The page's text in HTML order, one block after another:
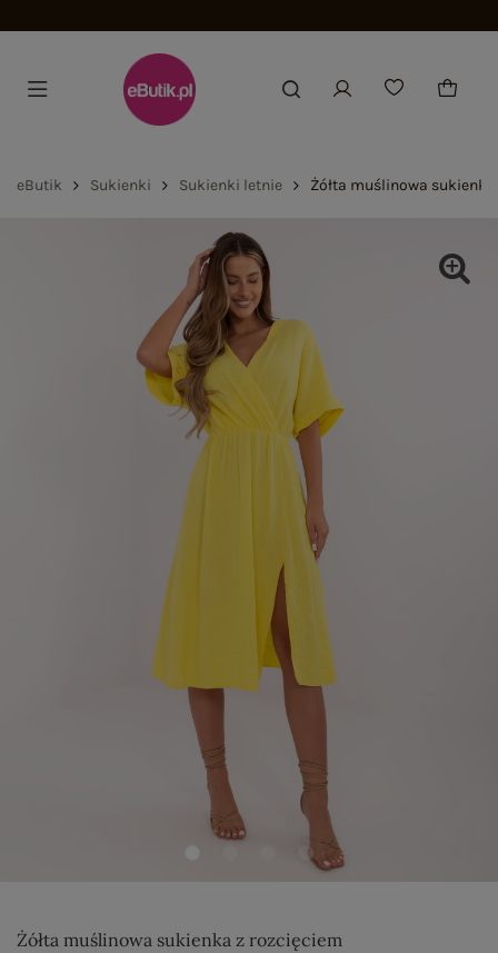
eButik Sukienki Sukienki letnie Żółta muślinowa
Żółta muślinowa sukienka z rozcięciem